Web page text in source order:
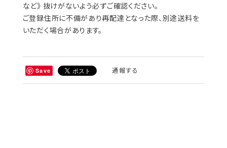
など》 抜けがないよう必ずご確認ください。
ご登録住所に不備があり再配達となった際、別途送料を
いただく場合があります。
Save 通報する